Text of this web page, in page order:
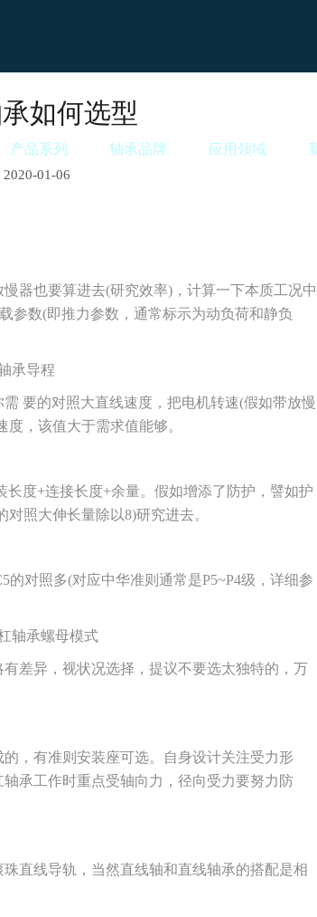
产品系列 轴承品牌 应用领域
如何选型
01-06
也要算进去(研究效率)，计算一下本质工况中
参数(即推力参数，通常标示为动负荷和静负
承导程
要的对照大直线速度，把电机转速(假如带放慢
，该值大于需求值能够。
度+连接长度+余量。假如增添了防护，譬如护
照大伸长量除以8)研究进去。
对照多(对应中华准则通常是P5~P4级，详细参
轴承螺母模式
异，视状况选择，提议不要选太独特的，万
有准则安装座可选。自身设计关注受力形
承工作时重点受轴向力，径向受力要努力防
线导轨，当然直线轴和直线轴承的搭配是相